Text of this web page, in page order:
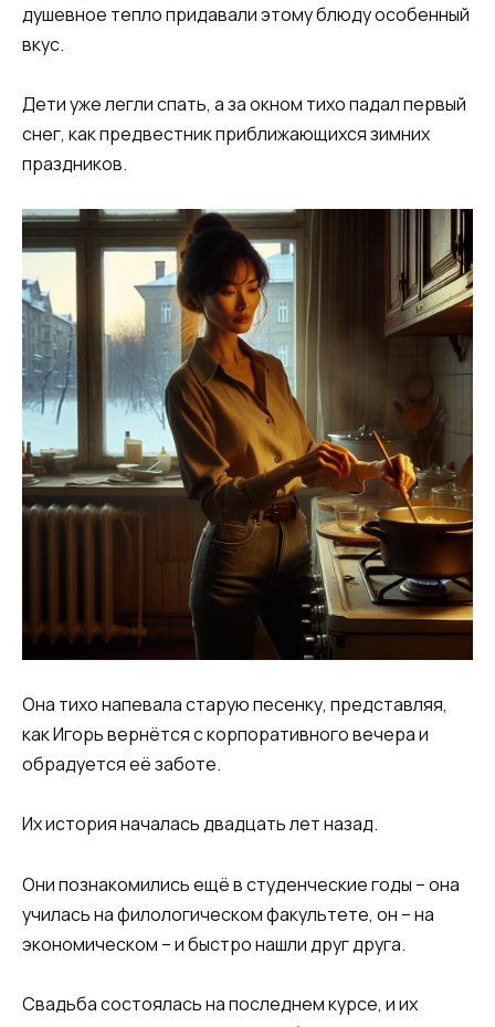
душевное тепло придавали этому блюду особенный
вкус.
Дети уже легли спать, а за окном тихо падал первый
снег, как предвестник приближающихся зимних
праздников.
Она тихо напевала старую песенку, представляя,
как Игорь вернётся с корпоративного вечера и
обрадуется её заботе.
Их история началась двадцать лет назад.
Они познакомились ещё в студенческие годы – она
училась на филологическом факультете, он – на
экономическом – и быстро нашли друг друга.
Свадьба состоялась на последнем курсе, и их